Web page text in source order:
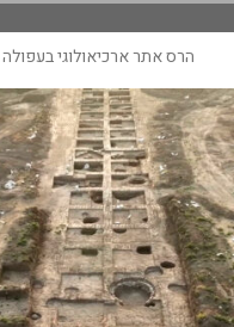
הרס אתר ארכיאולוגי בעפולה